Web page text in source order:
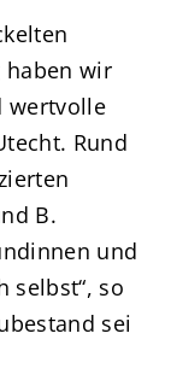
haben wir
wertvolle
Rund
B.
und
selbst“, so
sei